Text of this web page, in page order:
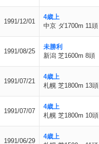
1991/12/01
4歳上
中京 ダ1700m 11頭
1991/08/25
未勝利
新潟 芝1600m 8頭
1991/07/21
4歳上
札幌 芝1800m 13頭
1991/07/07
4歳上
札幌 芝1800m 10頭
1991/06/29
4歳上